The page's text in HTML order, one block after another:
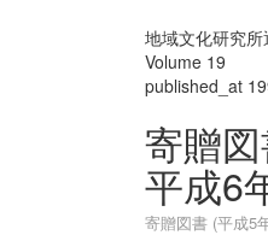
地域文化研究所
Volume 19
published_at
寄贈
平成6
寄贈図書 (平成5